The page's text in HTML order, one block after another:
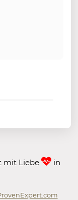
mit Liebe
in